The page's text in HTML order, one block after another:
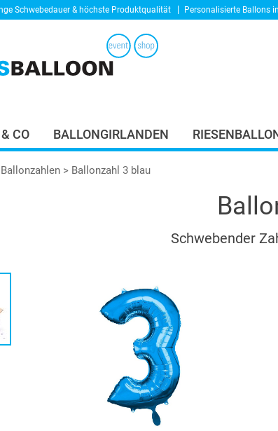
Schwebedauer & höchste Produktqualität Personalisierte Ballons
CO BALLONGIRLANDEN
Ballonzahlen > Ballonzahl 3 blau
Schwebender